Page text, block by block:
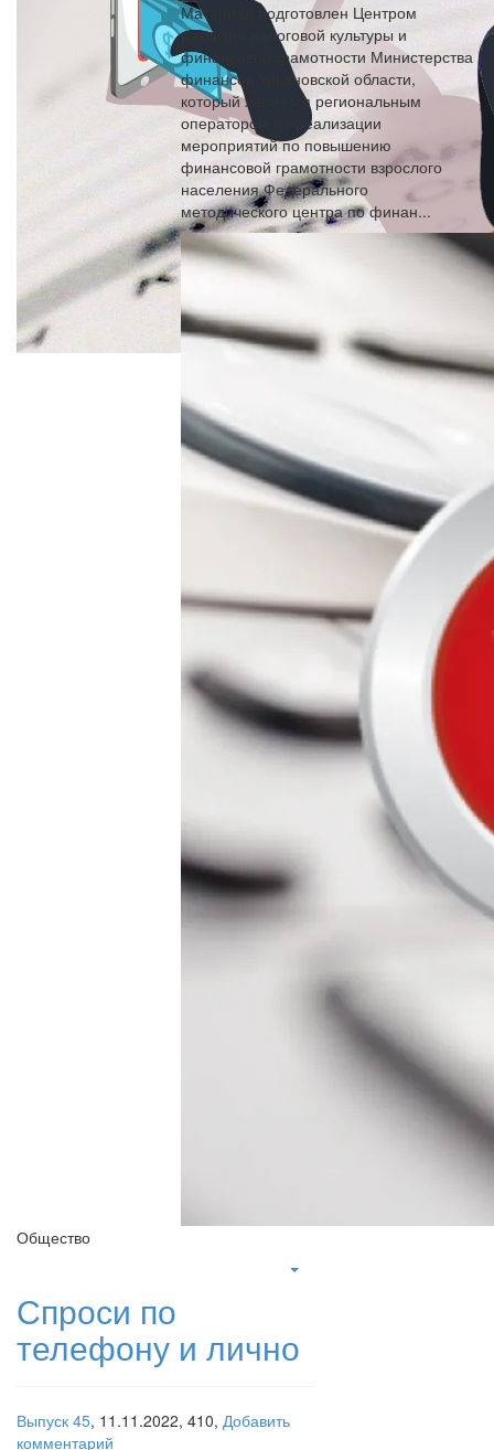
Материал подготовлен Центром
развития налоговой культуры и
финансовой грамотности Министерства
финансов Ульяновской области,
который является региональным
оператором по реализации
мероприятий по повышению
финансовой грамотности взрослого
населения Федерального
методического центра по финан...
Общество
Спроси по
телефону и лично
Выпуск 45, 11.11.2022, 410, Добавить
комментарий